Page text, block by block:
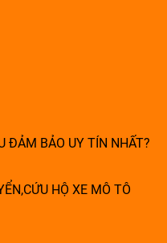
ĐẢM BẢO UY TÍN NHẤT?
HỘ XE MÔ TÔ